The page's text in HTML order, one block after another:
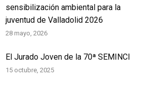
sensibilización ambiental para la
juventud de Valladolid 2026
28 mayo, 2026
El Jurado Joven de la 70ª SEMINCI
15 octubre, 2025